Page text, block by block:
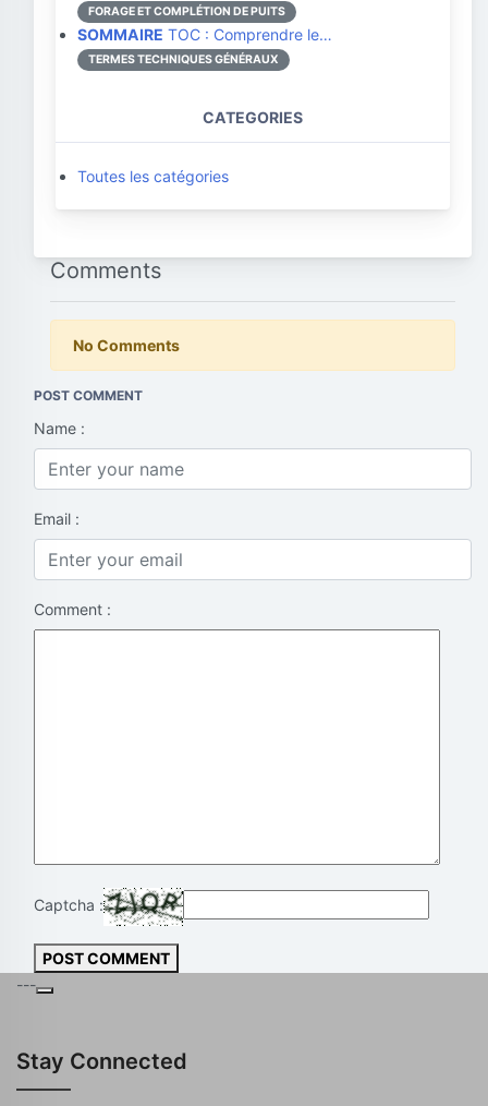
FORAGE ET COMPLÉTION DE PUITS
SOMMAIRE TOC : Comprendre le…
TERMES TECHNIQUES GÉNÉRAUX
CATEGORIES
Toutes les catégories
Comments
No Comments
POST COMMENT
Name :
Email :
Comment :
Captcha :
POST COMMENT
---
Stay Connected